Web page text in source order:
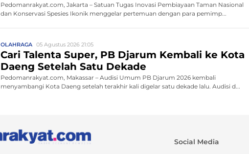
Pedomanrakyat.com, Jakarta – Satuan Tugas Inovasi Pembiayaan Taman Nasional
dan Konservasi Spesies Ikonik menggelar pertemuan dengan para pemimp...
OLAHRAGA 05 Agustus 2026 21:05
Cari Talenta Super, PB Djarum Kembali ke Kota
Daeng Setelah Satu Dekade
Pedomanrakyat.com, Makassar – Audisi Umum PB Djarum 2026 kembali
menyambangi Kota Daeng setelah terakhir kali digelar satu dekade lalu. Audisi d...
Social Media